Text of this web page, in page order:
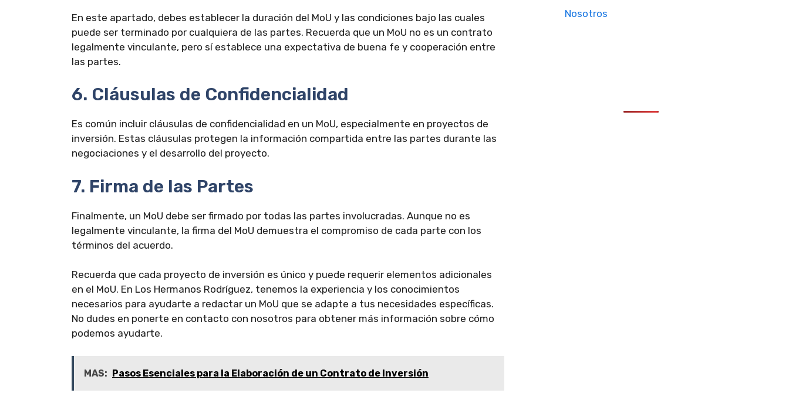
En este apartado, debes establecer la duración del MoU y las condiciones bajo las cuales
puede ser terminado por cualquiera de las partes. Recuerda que un MoU no es un contrato
legalmente vinculante, pero sí establece una expectativa de buena fe y cooperación entre
las partes.
6. Cláusulas de Confidencialidad
Es común incluir cláusulas de confidencialidad en un MoU, especialmente en proyectos de
inversión. Estas cláusulas protegen la información compartida entre las partes durante las
negociaciones y el desarrollo del proyecto.
7. Firma de las Partes
Finalmente, un MoU debe ser firmado por todas las partes involucradas. Aunque no es
legalmente vinculante, la firma del MoU demuestra el compromiso de cada parte con los
términos del acuerdo.
Recuerda que cada proyecto de inversión es único y puede requerir elementos adicionales
en el MoU. En Los Hermanos Rodríguez, tenemos la experiencia y los conocimientos
necesarios para ayudarte a redactar un MoU que se adapte a tus necesidades específicas.
No dudes en ponerte en contacto con nosotros para obtener más información sobre cómo
podemos ayudarte.
MAS: Pasos Esenciales para la Elaboración de un Contrato de Inversión
Nosotros